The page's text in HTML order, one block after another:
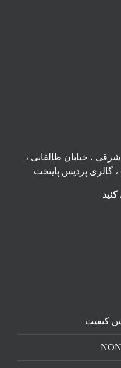
شرقی ، خیابان طالقانی ،